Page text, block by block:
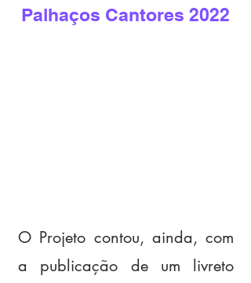
Palhaços Cantores 2022
O Projeto contou, ainda, com
a publicação de um livreto